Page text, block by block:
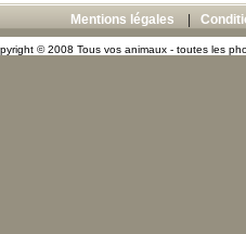
Mentions légales
© 2008 Tous vos animaux - toutes les